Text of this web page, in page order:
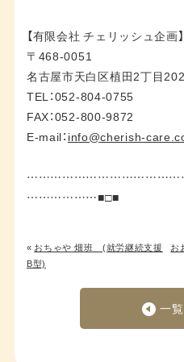
【有限会社 チェリッシュ企画】
〒468-0051
名古屋市天白区植田2丁目
TEL：052-804-0755
FAX：052-800-9872
E-mail： info@cherish-
………………■□■
« おちゃや 畑班 (就労継続支援
B型)
お
一